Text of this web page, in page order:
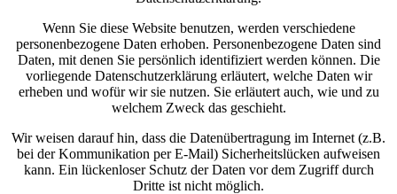
Wenn Sie diese Website benutzen, werden verschiedene
personenbezogene Daten erhoben. Personenbezogene Daten sind
Daten, mit denen Sie persönlich identifiziert werden können. Die
vorliegende Datenschutzerklärung erläutert, welche Daten wir
erheben und wofür wir sie nutzen. Sie erläutert auch, wie und zu
welchem Zweck das geschieht.
Wir weisen darauf hin, dass die Datenübertragung im Internet (z.B.
bei der Kommunikation per E-Mail) Sicherheitslücken aufweisen
kann. Ein lückenloser Schutz der Daten vor dem Zugriff durch
Dritte ist nicht möglich.